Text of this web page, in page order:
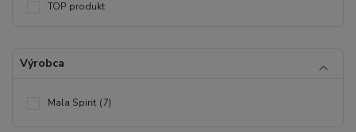
TOP produkt
Výrobca
Mala Spirit (7)